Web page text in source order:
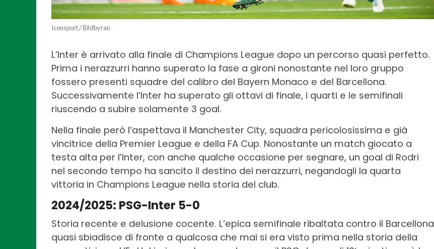
Iconsport / Bildbyran
L’Inter è arrivato alla finale di Champions League dopo un percorso quasi perfetto.
Prima i nerazzurri hanno superato la fase a gironi nonostante nel loro gruppo
fossero presenti squadre del calibro del Bayern Monaco e del Barcellona.
Successivamente l’Inter ha superato gli ottavi di finale, i quarti e le semifinali
riuscendo a subire solamente 3 goal.
Nella finale però l’aspettava il Manchester City, squadra pericolosissima e già
vincitrice della Premier League e della FA Cup. Nonostante un match giocato a
testa alta per l’Inter, con anche qualche occasione per segnare, un goal di Rodri
nel secondo tempo ha sancito il destino dei nerazzurri, negandogli la quarta
vittoria in Champions League nella storia del club.
2024/2025: PSG-Inter 5-0
Storia recente e delusione cocente. L’epica semifinale ribaltata contro il Barcellona
quasi sbiadisce di fronte a qualcosa che mai si era visto prima nella storia della